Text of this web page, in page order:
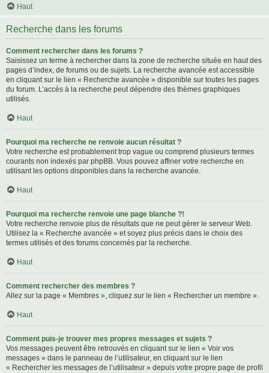
Haut
Recherche dans les forums
Comment rechercher dans les forums ?
Saisissez un terme à rechercher dans la zone de recherche située en haut des
pages d’index, de forums ou de sujets. La recherche avancée est accessible
en cliquant sur le lien « Recherche avancée » disponible sur toutes les pages
du forum. L’accès à la recherche peut dépendre des thèmes graphiques
utilisés.
Haut
Pourquoi ma recherche ne renvoie aucun résultat ?
Votre recherche est probablement trop vague ou comprend plusieurs termes
courants non indexés par phpBB. Vous pouvez affiner votre recherche en
utilisant les options disponibles dans la recherche avancée.
Haut
Pourquoi ma recherche renvoie une page blanche ?!
Votre recherche renvoie plus de résultats que ne peut gérer le serveur Web.
Utilisez la « Recherche avancée » et soyez plus précis dans le choix des
termes utilisés et des forums concernés par la recherche.
Haut
Comment rechercher des membres ?
Allez sur la page « Membres », cliquez sur le lien « Rechercher un membre ».
Haut
Comment puis-je trouver mes propres messages et sujets ?
Vos messages peuvent être retrouvés en cliquant sur le lien « Voir vos
messages » dans le panneau de l’utilisateur, en cliquant sur le lien
« Rechercher les messages de l’utilisateur » depuis votre propre page de profil